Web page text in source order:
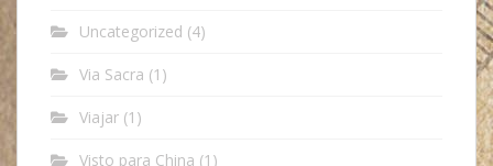
Uncategorized (4)
Via Sacra (1)
Viajar (1)
Visto para China (1)